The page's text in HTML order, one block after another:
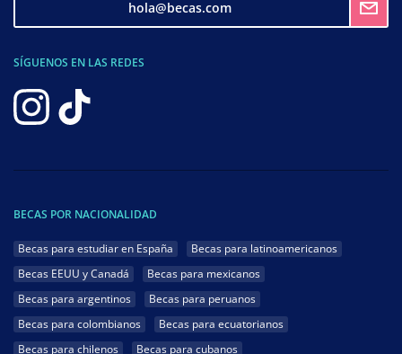
hola@becas.com
SÍGUENOS EN LAS REDES
BECAS POR NACIONALIDAD
Becas para estudiar en España
Becas para latinoamericanos
Becas EEUU y Canadá
Becas para mexicanos
Becas para argentinos
Becas para peruanos
Becas para colombianos
Becas para ecuatorianos
Becas para chilenos
Becas para cubanos